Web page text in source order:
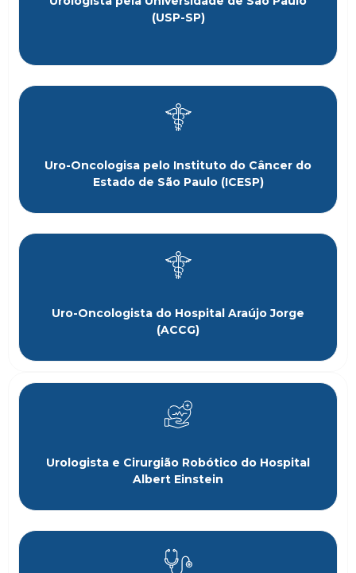
(USP-SP)
Uro-Oncologisa pelo Instituto do Câncer do
Estado de São Paulo (ICESP)
Uro-Oncologista do Hospital Araújo Jorge
(ACCG)
Urologista e Cirurgião Robótico do Hospital
Albert Einstein